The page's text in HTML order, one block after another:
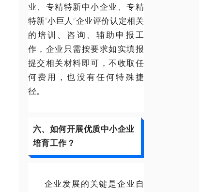
业、专精特新中小企业、专精
特新“小巨人”企业评价认定相关
的培训、咨询、辅助申报工
作，企业只需按要求如实填报
提交相关材料即可，不收取任
何费用，也没有任何特殊捷
径。
六、如何开展优质中小企业
培育工作？
企业发展的关键是企业自